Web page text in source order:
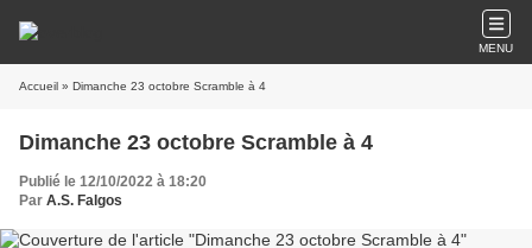
MENU
Accueil » Dimanche 23 octobre Scramble à 4
Dimanche 23 octobre Scramble à 4
Publié le 12/10/2022 à 18:20
Par A.S. Falgos